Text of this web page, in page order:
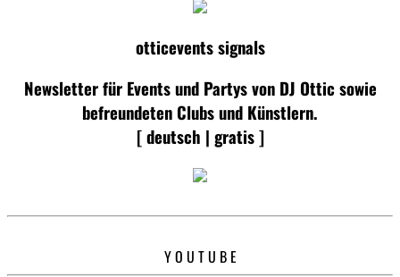
otticevents signals
Newsletter für Events und Partys von DJ Ottic sowie
befreundeten Clubs und Künstlern.
[ deutsch | gratis ]
Y O U T U B E